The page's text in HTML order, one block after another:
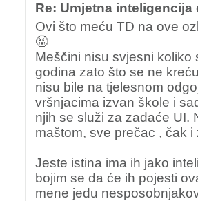
Re: Umjetna
Ovi što meću TD na ove
🤬
Meščini nisu svjesni koliko
godina zato što se ne
nisu bile na tjelesnom
vršnjacima izvan škole i
njih se služi za zadaće UI.
maštom, sve prečac , čak
Jeste istina ima ih jako
bojim se da će ih pojesti
mene jedu